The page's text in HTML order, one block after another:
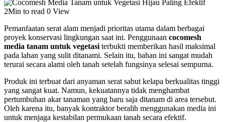
2Min to read 0 View
Pemanfaatan serat alam menjadi prioritas utama dalam berbagai
proyek konservasi lingkungan saat ini. Penggunaan cocomesh
media tanam untuk vegetasi terbukti memberikan hasil maksimal
pada lahan yang sulit ditanami. Selain itu, bahan ini sangat mudah
terurai secara alami oleh tanah setelah fungsinya selesai sempurna.
Produk ini terbuat dari anyaman serat sabut kelapa berkualitas tinggi
yang sangat kuat. Namun, kekuatannya tidak menghambat
pertumbuhan akar tanaman yang baru saja ditanam di area tersebut.
Oleh karena itu, banyak kontraktor beralih menggunakan media ini
untuk menjaga kestabilan permukaan tanah secara efektif.